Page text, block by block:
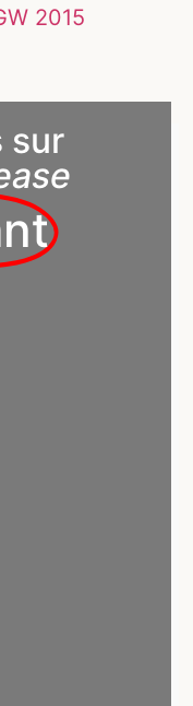
2015
sur